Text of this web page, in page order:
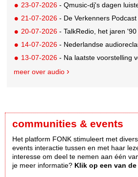
23-07-2026 - Qmusic-dj's dagen luisteraars uit hun controle over
21-07-2026 - De Verkenners Podcast viert 200e aflevering als
20-07-2026 - TalkRedio, het jaren '90 concept van oa Theo van Gogh, Jan Lenferink en
14-07-2026 - Nederlandse audioreclamemarkt blijft groeien,
13-07-2026 - Na laatste voorstelling verschijnt officiële podcast
meer over audio
communities & events
Het platform FONK stimuleert met
events interactie tussen en met haar
interesse om deel te nemen aan één
je meer informatie? Klik op een van